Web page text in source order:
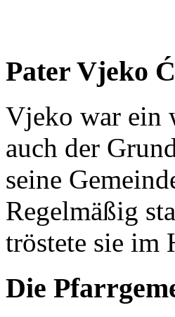
Pater Vjeko
Vjeko war ein
auch der
seine
Regelmäßig
tröstete sie
Die